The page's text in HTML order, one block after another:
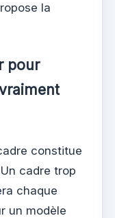
la
pour
constitue
cadre trop
chaque
un modèle